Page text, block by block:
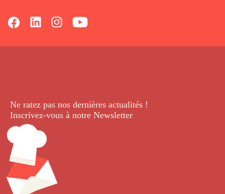
Ne ratez pas nos dernières actualités !
Inscrivez-vous à notre Newsletter.